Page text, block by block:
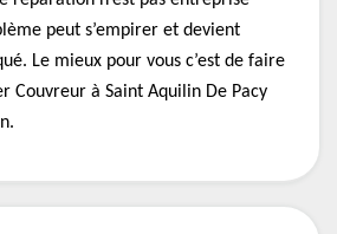
peut s’empirer et devient
Le mieux pour vous c’est de faire
Couvreur à Saint Aquilin De Pacy